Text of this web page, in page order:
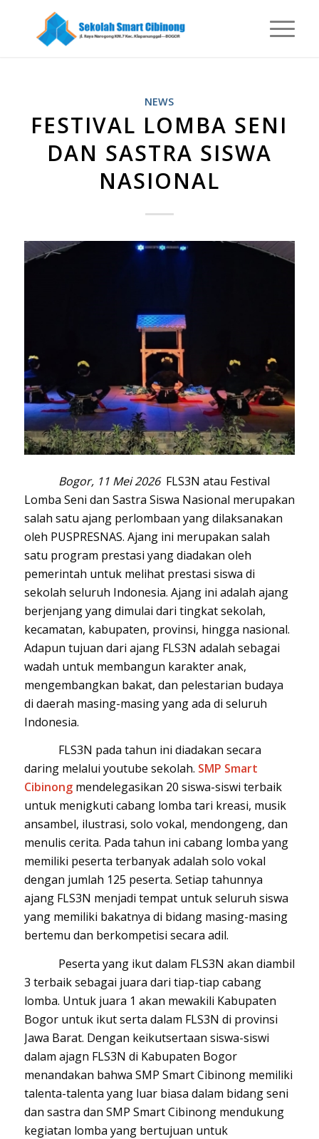
NEWS
FESTIVAL LOMBA SENI
DAN SASTRA SISWA
NASIONAL
Bogor, 11 Mei 2026FLS3N atau Festival
Lomba Seni dan Sastra Siswa Nasional merupakan
salah satu ajang perlombaan yang dilaksanakan
oleh PUSPRESNAS. Ajang ini merupakan salah
satu program prestasi yang diadakan oleh
pemerintah untuk melihat prestasi siswa di
sekolah seluruh Indonesia. Ajang ini adalah ajang
berjenjang yang dimulai dari tingkat sekolah,
kecamatan, kabupaten, provinsi, hingga nasional.
Adapun tujuan dari ajang FLS3N adalah sebagai
wadah untuk membangun karakter anak,
mengembangkan bakat, dan pelestarian budaya
di daerah masing-masing yang ada di seluruh
Indonesia.
FLS3N pada tahun ini diadakan secara
daring melalui youtube sekolah. SMP Smart
Cibinongmendelegasikan 20 siswa-siswi terbaik
untuk menigkuti cabang lomba tari kreasi, musik
ansambel, ilustrasi, solo vokal, mendongeng, dan
menulis cerita. Pada tahun ini cabang lomba yang
memiliki peserta terbanyak adalah solo vokal
dengan jumlah 125 peserta. Setiap tahunnya
ajang FLS3N menjadi tempat untuk seluruh siswa
yang memiliki bakatnya di bidang masing-masing
bertemu dan berkompetisi secara adil.
Peserta yang ikut dalam FLS3N akan diambil
3 terbaik sebagai juara dari tiap-tiap cabang
lomba. Untuk juara 1 akan mewakili Kabupaten
Bogor untuk ikut serta dalam FLS3N di provinsi
Jawa Barat. Dengan keikutsertaan siswa-siswi
dalam ajagn FLS3N di Kabupaten Bogor
menandakan bahwa SMP Smart Cibinong memiliki
talenta-talenta yang luar biasa dalam bidang seni
dan sastra dan SMP Smart Cibinong mendukung
kegiatan lomba yang bertujuan untuk